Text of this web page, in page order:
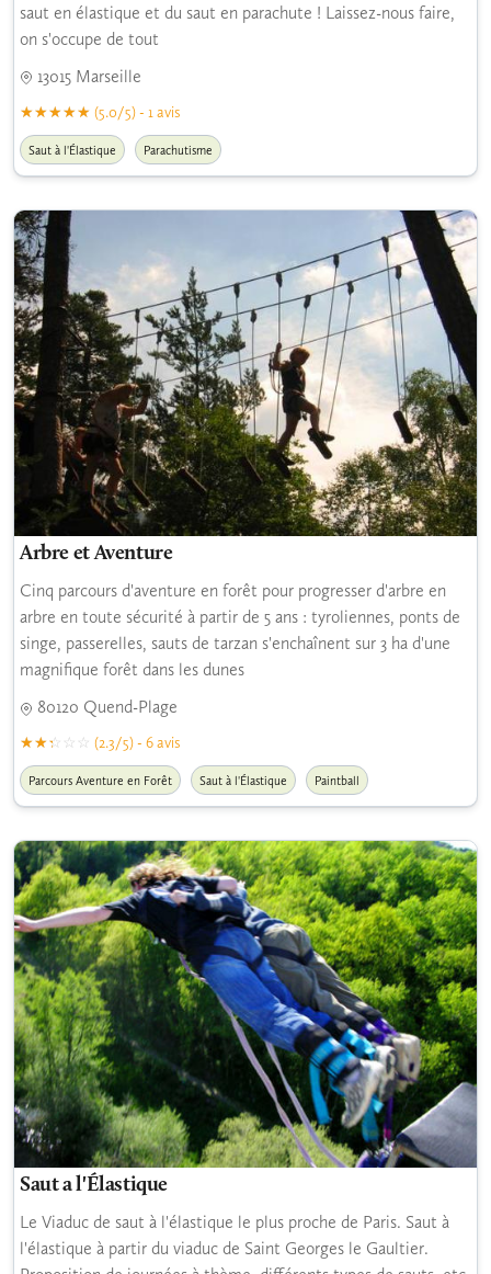
saut en élastique et du saut en parachute ! Laissez-nous faire,
on s'occupe de tout
13015 Marseille
(5.0/5) - 1 avis
Saut à l'Élastique Parachutisme
Arbre et Aventure
Cinq parcours d'aventure en forêt pour progresser d'arbre en
arbre en toute sécurité à partir de 5 ans : tyroliennes, ponts de
singe, passerelles, sauts de tarzan s'enchaînent sur 3 ha d'une
magnifique forêt dans les dunes
80120 Quend-Plage
(2.3/5) - 6 avis
Parcours Aventure en Forêt Saut à l'Élastique Paintball
Saut a l'Élastique
Le Viaduc de saut à l'élastique le plus proche de Paris. Saut à
l'élastique à partir du viaduc de Saint Georges le Gaultier.